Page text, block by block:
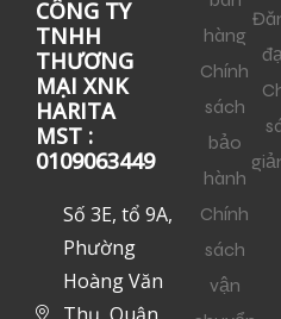
CÔNG TY
TNHH
THƯƠNG
MẠI XNK
HARITA
MST :
0109063449
Số 3E, tổ 9A,
Phường
Hoàng Văn
Thụ, Quận
hàng
Chính
sách
bảo
hành
Chính
sách
vận